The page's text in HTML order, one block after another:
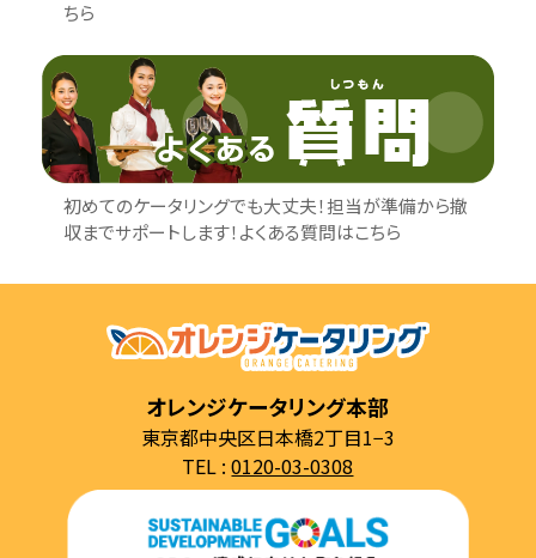
ちら
初めてのケータリングでも大丈夫！担当が準備から撤
収までサポートします！よくある質問はこちら
オレンジケータリング本部
東京都中央区日本橋2丁目1−3
TEL :0120-03-0308